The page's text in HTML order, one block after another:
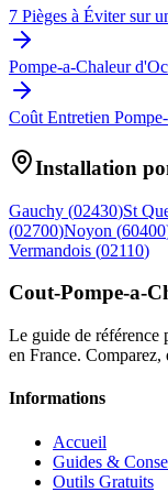
7 Pièges à Éviter sur
Pompe-a-Chaleur
Coût Entretien
Installation
Gauchy (02430)St
(02700)Noyon (60400
Vermandois (02110)
Cout-Pompe-a-
Le guide de référence
en France. Comparez,
Informations
Accueil
Guides &
Outils Gratuits